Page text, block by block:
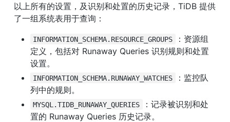
以上所有的设置，及识别和处置的历史记录，TiDB 提供
了一组系统表用于查询：
INFORMATION_SCHEMA.RESOURCE_GROUPS
：资源组
定义，包括对 Runaway Queries 识别规则和处置
设置。
INFORMATION_SCHEMA.RUNAWAY_WATCHES
：监控队
列中的规则。
MYSQL.TIDB_RUNAWAY_QUERIES
：记录被识别和处
置的 Runaway Queries 历史记录。